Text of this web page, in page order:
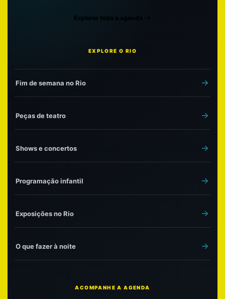
Explorar toda a agenda
EXPLORE O RIO
Fim de semana no Rio
Peças de teatro
Shows e concertos
Programação infantil
Exposições no Rio
O que fazer à noite
ACOMPANHE A AGENDA